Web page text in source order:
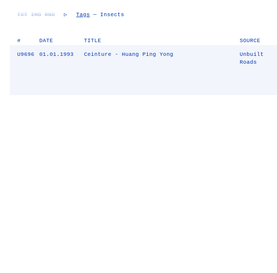
TXT IMG RND ▷ Tags — Insects
# DATE TITLE SOURCE
U9696 01.01.1993 Ceinture - Huang Ping Yong
Unbuilt
Roads